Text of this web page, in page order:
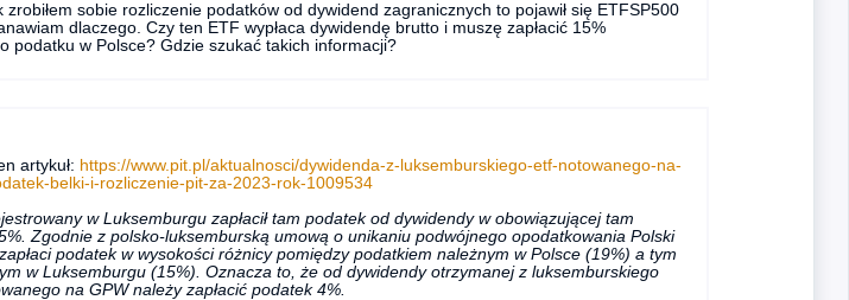
zrobiłem sobie rozliczenie podatków od dywidend zagranicznych to pojawił się ETFSP500
dlaczego. Czy ten ETF wypłaca dywidendę brutto i muszę zapłacić 15%
podatku w Polsce? Gdzie szukać takich informacji?
artykuł: https://www.pit.pl/aktualnosci/dywidenda-z-luksemburskiego-etf-notowanego-na-
belki-i-rozliczenie-pit-za-2023-rok-1009534
w Luksemburgu zapłacił tam podatek od dywidendy w obowiązującej tam
Zgodnie z polsko-luksemburską umową o unikaniu podwójnego opodatkowania Polski
podatek w wysokości różnicy pomiędzy podatkiem należnym w Polsce (19%) a tym
w Luksemburgu (15%). Oznacza to, że od dywidendy otrzymanej z luksemburskiego
na GPW należy zapłacić podatek 4%.